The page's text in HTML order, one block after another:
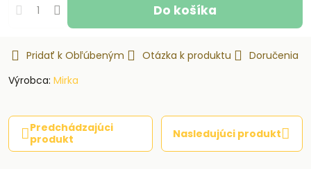
Do košíka
Pridať k Obľúbeným Otázka k produktu
Doručenia
Výrobca: Mirka
Predchádzajúci
produkt
Nasledujúci produkt